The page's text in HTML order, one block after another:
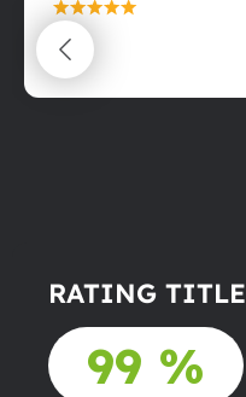
maximální spokojenost
22.06.2025
RATING TITLE
99 %